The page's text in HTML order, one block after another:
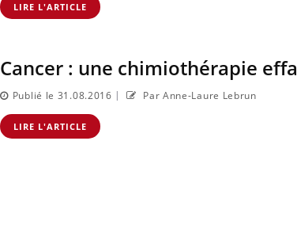
LIRE L'ARTICLE
Cancer : une chimiothérapie
Publié le 31.08.2016 | Par Anne-Laure Lebrun
LIRE L'ARTICLE